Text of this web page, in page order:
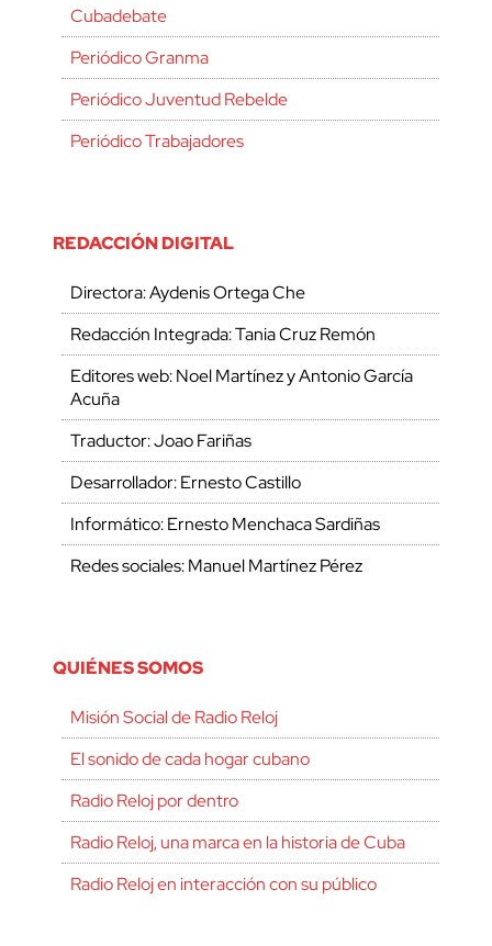
Cubadebate
Periódico Granma
Periódico Juventud Rebelde
Periódico Trabajadores
REDACCIÓN DIGITAL
Directora: Aydenis Ortega Che
Redacción Integrada: Tania Cruz Remón
Editores web: Noel Martínez y Antonio García
Acuña
Traductor: Joao Fariñas
Desarrollador: Ernesto Castillo
Informático: Ernesto Menchaca Sardiñas
Redes sociales: Manuel Martínez Pérez
QUIÉNES SOMOS
Misión Social de Radio Reloj
El sonido de cada hogar cubano
Radio Reloj por dentro
Radio Reloj, una marca en la historia de Cuba
Radio Reloj en interacción con su público